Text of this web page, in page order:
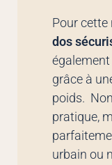
Pour
dos
grâce à
poids.
pratique,
urbain ou